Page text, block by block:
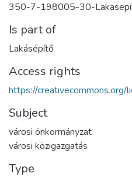
350-7-198005-30-
Is part of
Lakásépítő
Access rights
https://creativecommons.org/
Subject
városi önkormányzat
városi közigazgatás
Type